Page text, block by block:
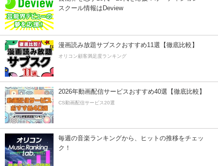
スクール情報はDeview
漫画読み放題サブスクおすすめ11選【徹底比較】
オリコン顧客満足度ランキング
2026年動画配信サービスおすすめ40選【徹底比較】
CS動画配信サービス20選
毎週の音楽ランキングから、ヒットの推移をチェッ
ク！